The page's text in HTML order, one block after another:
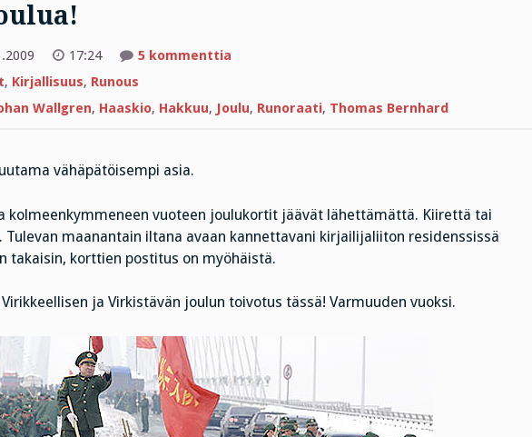
17:24 5 kommenttiaartikkeliin
, Kirjallisuus, Runous
Wallgren, Haaskio, Hakkuu, Joulu, Runoraati, Thomas Bernhard
vähäpätöisempi asia.
kolmeenkymmeneen vuoteen joulukortit jäävät lähettämättä. Kiirettä tai
maanantain iltana avaan kannettavani kirjailijaliiton residenssissä
takaisin, korttien postitus on myöhäistä.
ja Virkistävän joulun toivotus tässä! Varmuuden vuoksi.